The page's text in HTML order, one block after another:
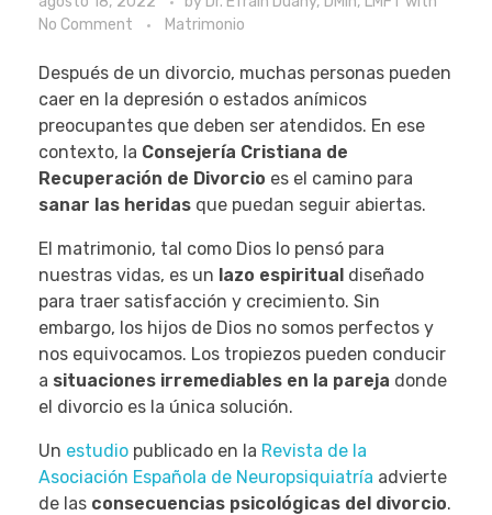
No Comment
Matrimonio
Después de un divorcio, muchas personas pueden
caer en la depresión o estados anímicos
preocupantes que deben ser atendidos. En ese
contexto, la Consejería Cristiana de
Recuperación de Divorcio es el camino para
sanar las heridas que puedan seguir abiertas.
El matrimonio, tal como Dios lo pensó para
nuestras vidas, es un lazo espiritual diseñado
para traer satisfacción y crecimiento. Sin
embargo, los hijos de Dios no somos perfectos y
nos equivocamos. Los tropiezos pueden conducir
a situaciones irremediables en la pareja donde
el divorcio es la única solución.
Un estudio publicado en la Revista de la
Asociación Española de Neuropsiquiatría advierte
de las consecuencias psicológicas del divorcio.